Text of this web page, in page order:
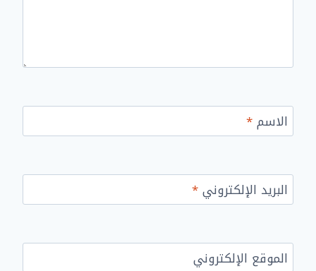
الاسم*
البريد الإلكتروني*
الموقع الإلكتروني